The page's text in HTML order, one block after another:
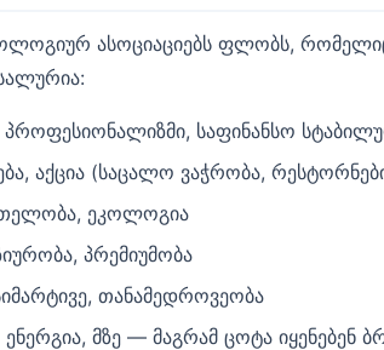
ასოციაციებს ფლობს,
საფინანსო
აქცია (საცალო ვაჭრობა,
ეკოლოგია
პრემიუმობა
თანამედროვეობა
ენერგია, მზე — მაგრამ ცოტა იყენებენ